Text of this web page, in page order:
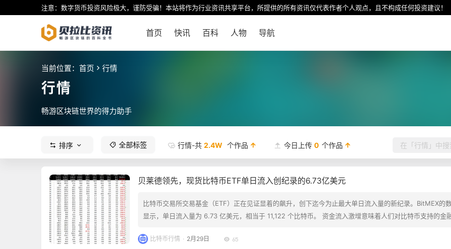
注意：数字货币投资风险极大，谨防受骗！本站将作为行业资讯共享平台，所提供的所有资讯仅代表作者个人观点，且不构成任何投资建议！
首页 快讯 百科 人物 导航
当前位置： 首页 行情
行情
畅游区块链世界的得力助手
排序 全部标签 行情-共 2.4W 个作品 今日上传 0 个作品
贝莱德领先，现货比特币ETF单日流入创纪录的6.73亿美元
比特币交易所交易基金（ETF）正在见证显着的飙升，创下迄今为止最大单日流入量的新纪录。BitMEX的
显示，单日流入量为 6.73 亿美元，相当于 11,122 个比特币。 资金流入激增意味着人们对比特币支持的金
的纪录。据 BitMEX 称，ETF IBIT 目前…
比特币行情 · 2月29日 65